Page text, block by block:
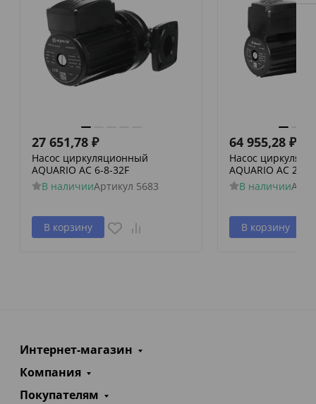
27 651,78 ₽
Насос циркуляционный
AQUARIO AC 6-8-32F
В наличииАртикул 5683
В корзину
64 955,28 ₽
Насос
AQUARIO AC 22-
В наличии
В корзину
Интернет-магазин
Компания
Покупателям